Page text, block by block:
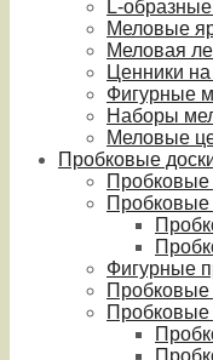
L-
Меловые
Меловая
Ценники
Фигурные
Наборы
Меловые
Пробковые
Пробковые
Пробковые
Фигурные
Пробковые
Пробковые